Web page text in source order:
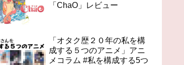
「ChaO」レビュー
「オタク歴２０年の私を構
成する５つのアニメ」アニ
メコラム #私を構成する5つ